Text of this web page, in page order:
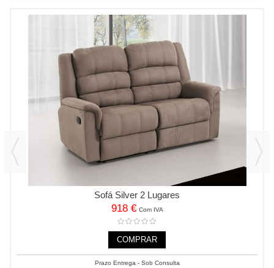
Sofá Silver 2 Lugares
918 € Com IVA
COMPRAR
Prazo Entrega - Sob Consulta